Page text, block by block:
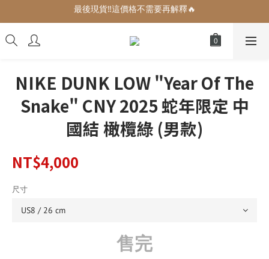
增加生活儀式感的小可愛們🎀
最後現貨‼️這價格不需要再解釋🔥
增加生活儀式感的小可愛們🎀
NIKE DUNK LOW "Year Of The
Snake" CNY 2025 蛇年限定 中
國結 橄欖綠 (男款)
NT$4,000
尺寸
售完